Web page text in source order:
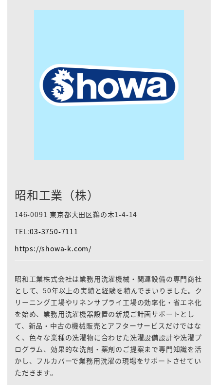
昭和工業（株）
146-0091 東京都大田区鵜の木1-4-14
TEL:03-3750-7111
https://showa-k.com/
昭和工業株式会社は業務用洗濯機械・関連設備の専門商社
として、50年以上の実績と経験を積んでまいりました。ク
リーニング工場やリネンサプライ工場の効率化・省エネ化
を始め、業務用洗濯機器設置の新規ご計画サポートとし
て、新品・中古の機械販売とアフターサービスだけではな
く、色々な業種の洗濯物に合わせた洗濯設備設計や洗濯プ
ログラム、効果的な洗剤・薬剤のご提案まで専門知識を活
かし、フルカバーで業務用洗濯の現場をサポートさせてい
ただきます。